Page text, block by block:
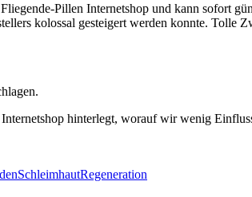
Pillen Internetshop und kann sofort
kolossal gesteigert werden konnte.
hinterlegt, worauf wir wenig
SchleimhautRegeneration